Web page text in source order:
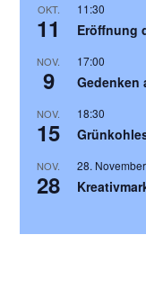
OKT.
11
11:30
Eröffnung
NOV.
9
17:00
Gedenken
NOV.
15
18:30
NOV.
28
28. November